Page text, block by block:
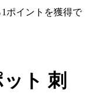
ポイントを獲得で
ト 刺